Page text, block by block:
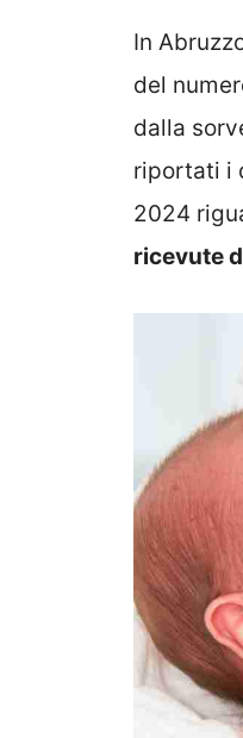
In
del
dalla
riportati i
2024
ricevute